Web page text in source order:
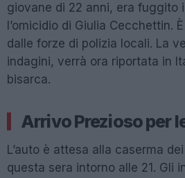
giovane di 22 anni, era fuggito
l’omicidio di Giulia Cecchettin.
dalle forze di polizia locali. La
indagini, verrà ora riportata in
bisarca.
Arrivo Prezioso per
L’auto è attesa alla caserma
questa sera intorno alle 21. Gli